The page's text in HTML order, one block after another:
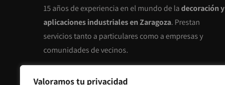
Valoramos tu privacidad
15 años de experiencia en el mundo de ladecoración y
aplicaciones industriales en Zaragoza. Prestan
servicios tanto a particulares como a empresas y
comunidades de vecinos.